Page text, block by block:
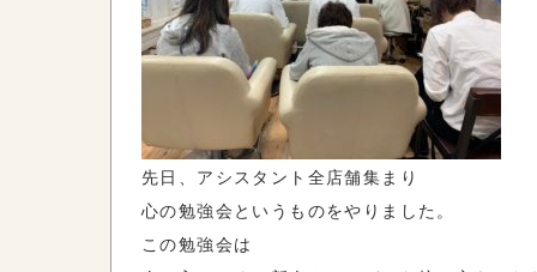
先日、アシスタント全店舗集まり
心の勉強会というものをやりました。
この勉強会は